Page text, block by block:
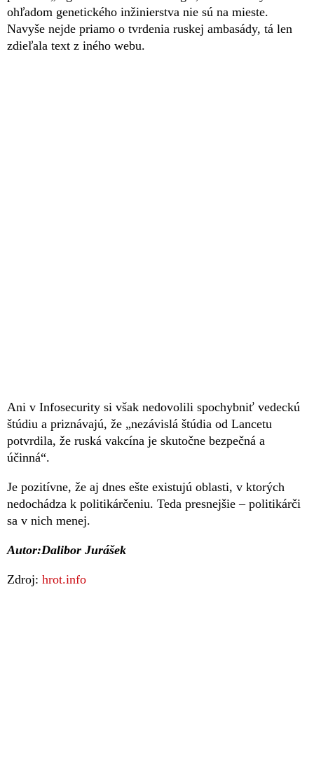
ohľadom genetického inžinierstva nie sú na mieste.
Navyše nejde priamo o tvrdenia ruskej ambasády, tá len
zdieľala text z iného webu.
Ani v Infosecurity si však nedovolili spochybniť vedeckú
štúdiu a priznávajú, že „nezávislá štúdia od Lancetu
potvrdila, že ruská vakcína je skutočne bezpečná a
účinná“.
Je pozitívne, že aj dnes ešte existujú oblasti, v ktorých
nedochádza k politikárčeniu. Teda presnejšie – politikárči
sa v nich menej.
Autor:Dalibor Jurášek
Zdroj: hrot.info